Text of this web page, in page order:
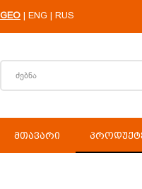
GEO | ENG | RUS
ᲛᲗᲐᲕᲐᲠᲘ